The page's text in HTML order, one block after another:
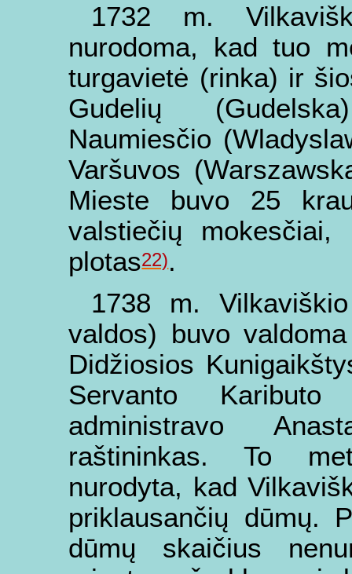
1732 m.
nurodoma, kad tuo
turgavietė (rinka) ir
Gudelių
Naumiesčio
Varšuvos
Mieste buvo 25
valstiečių mokesčiai,
plotas22).
1738 m.
valdos) buvo
Didžiosios
Servanto
administravo
raštininkas. To
nurodyta, kad
priklausančių dūmų.
dūmų skaičius